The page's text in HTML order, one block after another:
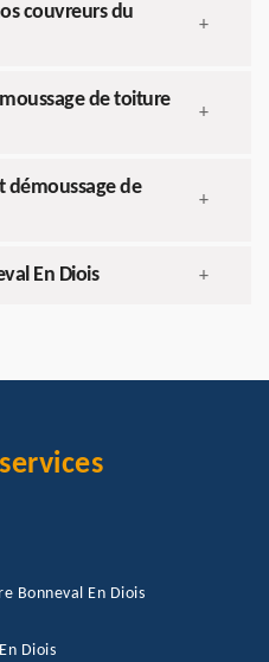
couvreurs du
+
de toiture
+
démoussage de
+
En Diois +
Bonneval En Diois
Diois